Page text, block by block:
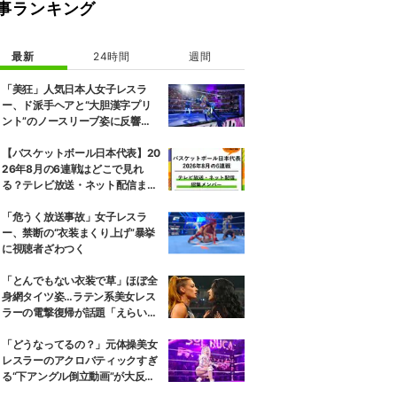
ランキング
最新 24時間 週間
「美狂」人気日本人女子レスラ
ー、ド派手ヘアと“大胆漢字プリ
ント”のノースリーブ姿に反響
【バスケットボール日本代表】20
26年8月の6連戦はどこで見れ
る？テレビ放送・ネット配信まと
「危うく放送事故」女子レスラ
ー、禁断の“衣装まくり上げ”暴挙
に視聴者ざわつく
「とんでもない衣装で草」ほぼ全
身網タイツ姿…ラテン系美女レス
ラーの電撃復帰が話題「えらいセ
「どうなってるの？」元体操美女
レスラーのアクロバティックすぎ
る“下アングル倒立動画”が大反響